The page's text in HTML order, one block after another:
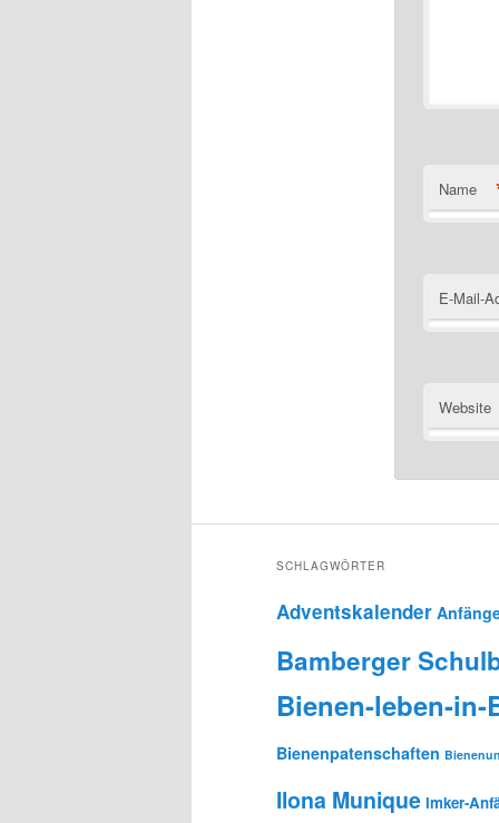
Name
E-Mail-
Website
SCHLAGWÖRTER
Adventskalender
Bamberger
Bienen-leben-in-
Bienenpatenschaften
Ilona Munique Imker-